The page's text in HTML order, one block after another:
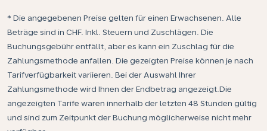
* Die angegebenen Preise gelten für einen Erwachsenen. Alle
Beträge sind in CHF. Inkl. Steuern und Zuschlägen. Die
Buchungsgebühr entfällt, aber es kann ein Zuschlag für die
Zahlungsmethode anfallen. Die gezeigten Preise können je nach
Tarifverfügbarkeit variieren. Bei der Auswahl Ihrer
Zahlungsmethode wird Ihnen der Endbetrag angezeigt.Die
angezeigten Tarife waren innerhalb der letzten 48 Stunden gültig
und sind zum Zeitpunkt der Buchung möglicherweise nicht mehr